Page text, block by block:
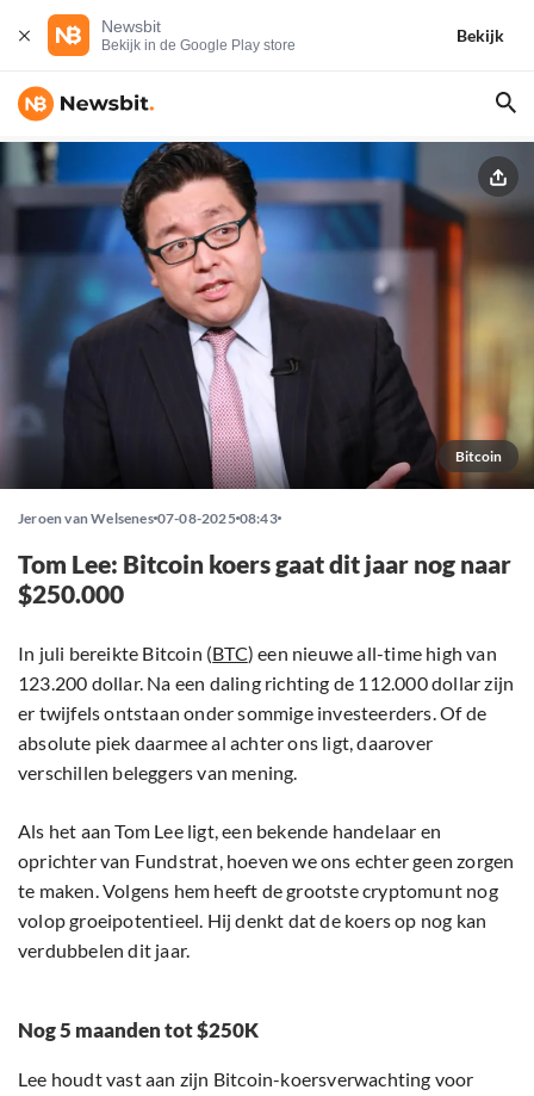
Newsbit
Bekijk in de Google Play store
Bekijk
Bitcoin
Jeroen van Welsenes 07-08-2025 08:43
Tom Lee: Bitcoin koers gaat dit jaar nog naar
$250.000
In juli bereikte Bitcoin (BTC) een nieuwe all-time high van
123.200 dollar. Na een daling richting de 112.000 dollar zijn
er twijfels ontstaan onder sommige investeerders. Of de
absolute piek daarmee al achter ons ligt, daarover
verschillen beleggers van mening.
Als het aan Tom Lee ligt, een bekende handelaar en
oprichter van Fundstrat, hoeven we ons echter geen zorgen
te maken. Volgens hem heeft de grootste cryptomunt nog
volop groeipotentieel. Hij denkt dat de koers op nog kan
verdubbelen dit jaar.
Nog 5 maanden tot $250K
Lee houdt vast aan zijn Bitcoin-koersverwachting voor